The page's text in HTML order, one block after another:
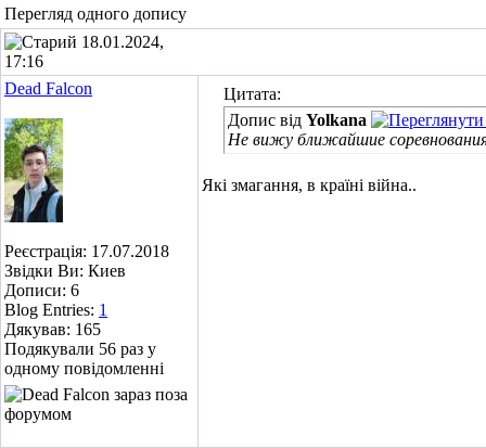
Перегляд одного допису
18.01.2024,
17:16
Dead Falcon
Реєстрація: 17.07.2018
Звідки Ви: Киев
Дописи: 6
Blog Entries: 1
Дякував: 165
Подякували 56 раз у
одному повідомленні
Цитата:
Допис від Yolkana
Не вижу ближайшие
Які змагання, в країні війна..